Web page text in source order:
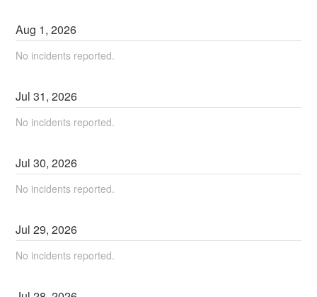
Aug 1,2026
No incidents reported.
Jul31,2026
No incidents reported.
Jul30,2026
No incidents reported.
Jul29,2026
No incidents reported.